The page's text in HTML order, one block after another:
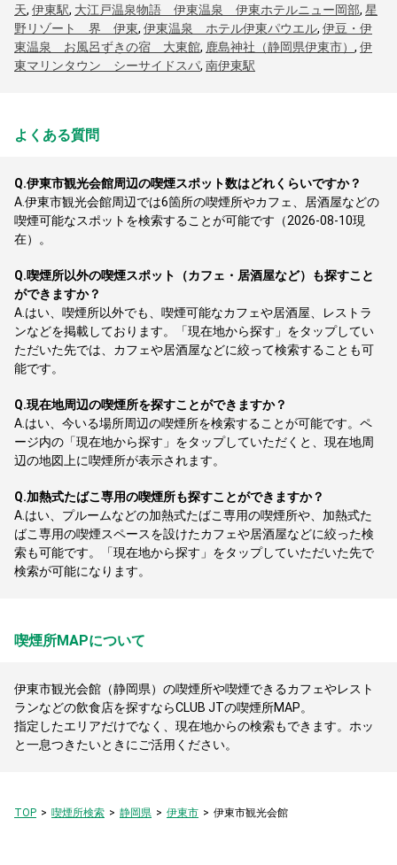
天, 伊東駅, 大江戸温泉物語 伊東温泉 伊東ホテルニュー岡部, 星
野リゾート 界 伊東, 伊東温泉 ホテル伊東パウエル, 伊豆・伊
東温泉 お風呂ずきの宿 大東館, 鹿島神社（静岡県伊東市） , 伊
東マリンタウン シーサイドスパ, 南伊東駅
よくある質問
Q.伊東市観光会館周辺の喫煙スポット数はどれくらいですか？
A.伊東市観光会館周辺では6箇所の喫煙所やカフェ、居酒屋などの
喫煙可能なスポットを検索することが可能です（2026-08-10現
在）。
Q.喫煙所以外の喫煙スポット（カフェ・居酒屋など）も探すこと
ができますか？
A. はい、喫煙所以外でも、喫煙可能なカフェや居酒屋、レストラ
ンなどを掲載しております。「現在地から探す」をタップしてい
ただいた先では、カフェや居酒屋などに絞って検索することも可
能です。
Q.現在地周辺の喫煙所を探すことができますか？
A. はい、今いる場所周辺の喫煙所を検索することが可能です。ペ
ージ内の「現在地から探す」をタップしていただくと、現在地周
辺の地図上に喫煙所が表示されます。
Q.加熱式たばこ専用の喫煙所も探すことができますか？
A. はい、プルームなどの加熱式たばこ専用の喫煙所や、加熱式た
ばこ専用の喫煙スペースを設けたカフェや居酒屋などに絞った検
索も可能です。「現在地から探す」をタップしていただいた先で
検索が可能になります。
喫煙所MAPについて
伊東市観光会館（静岡県）の喫煙所や喫煙できるカフェやレスト
ランなどの飲食店を探すならCLUB JTの喫煙所MAP。
指定したエリアだけでなく、現在地からの検索もできます。ホッ
と一息つきたいときにご活用ください。
TOP 喫煙所検索 静岡県 伊東市 伊東市観光会館